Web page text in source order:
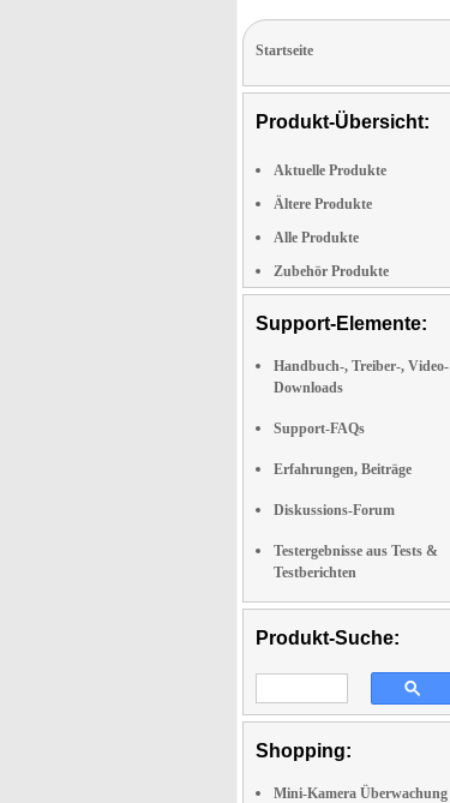
Startseite
Produkt-Übersicht:
Aktuelle Produkte
Ältere Produkte
Alle Produkte
Zubehör Produkte
Support-Elemente:
Handbuch-, Treiber-, Video-
Downloads
Support-FAQs
Erfahrungen, Beiträge
Diskussions-Forum
Testergebnisse aus Tests &
Testberichten
Produkt-Suche:
Shopping:
Mini-Kamera Überwachung